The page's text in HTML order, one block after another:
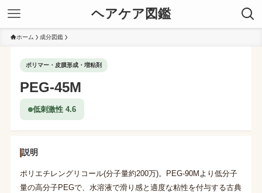
ヘアケア図鑑
ホーム 成分図鑑
ポリマー・皮膜形成・増粘剤
PEG-45M
低刺激性 4.6
説明
ポリエチレングリコール(分子量約200万)。PEG-90Mより低分子
量の高分子PEGで、水溶液で滑り感と適度な粘性を付与する古典